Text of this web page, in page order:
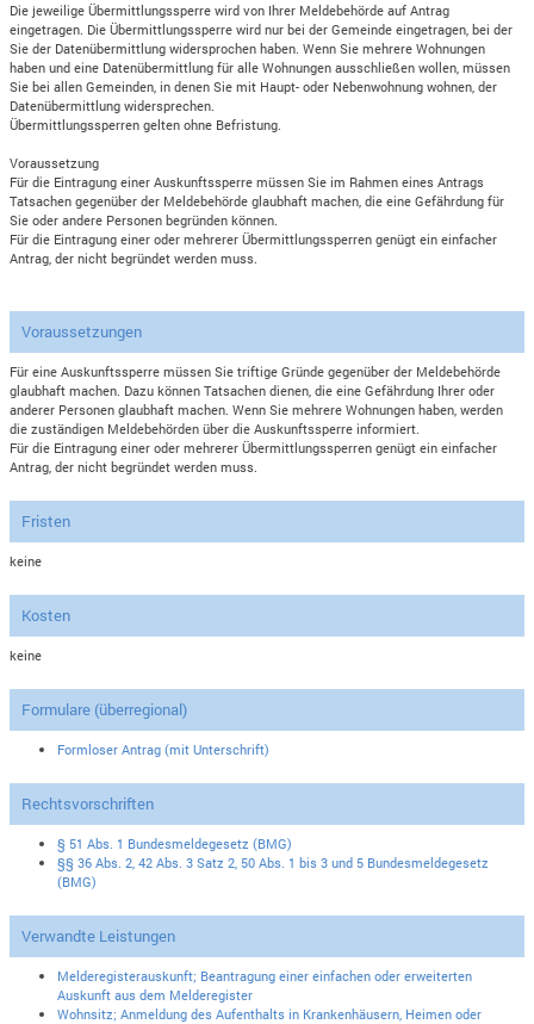
Die jeweilige Übermittlungssperre wird von Ihrer Meldebehörde auf Antrag
eingetragen. Die Übermittlungssperre wird nur bei der Gemeinde eingetragen, bei der
Sie der Datenübermittlung widersprochen haben. Wenn Sie mehrere Wohnungen
haben und eine Datenübermittlung für alle Wohnungen ausschließen wollen, müssen
Sie bei allen Gemeinden, in denen Sie mit Haupt- oder Nebenwohnung wohnen, der
Datenübermittlung widersprechen.
Übermittlungssperren gelten ohne Befristung.
Voraussetzung
Für die Eintragung einer Auskunftssperre müssen Sie im Rahmen eines Antrags
Tatsachen gegenüber der Meldebehörde glaubhaft machen, die eine Gefährdung für
Sie oder andere Personen begründen können.
Für die Eintragung einer oder mehrerer Übermittlungssperren genügt ein einfacher
Antrag, der nicht begründet werden muss.
Voraussetzungen
Für eine Auskunftssperre müssen Sie triftige Gründe gegenüber der Meldebehörde
glaubhaft machen. Dazu können Tatsachen dienen, die eine Gefährdung Ihrer oder
anderer Personen glaubhaft machen. Wenn Sie mehrere Wohnungen haben, werden
die zuständigen Meldebehörden über die Auskunftssperre informiert.
Für die Eintragung einer oder mehrerer Übermittlungssperren genügt ein einfacher
Antrag, der nicht begründet werden muss.
Fristen
keine
Kosten
keine
Formulare (überregional)
Formloser Antrag (mit Unterschrift)
Rechtsvorschriften
§ 51 Abs. 1 Bundesmeldegesetz (BMG)
§§ 36 Abs. 2, 42 Abs. 3 Satz 2, 50 Abs. 1 bis 3 und 5 Bundesmeldegesetz
(BMG)
Verwandte Leistungen
Melderegisterauskunft; Beantragung einer einfachen oder erweiterten
Auskunft aus dem Melderegister
Wohnsitz; Anmeldung des Aufenthalts in Krankenhäusern, Heimen oder